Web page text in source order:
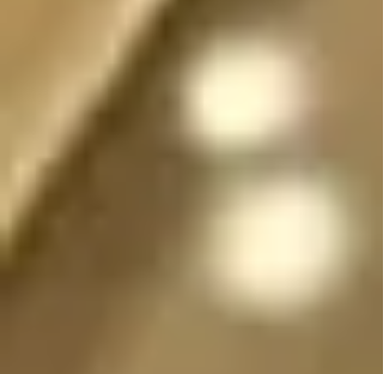
sexo, por lo que se
pueden mostrar en su
forma divina femenina
o masculina, y pueden
cambiar de forma y
dependiendo de la